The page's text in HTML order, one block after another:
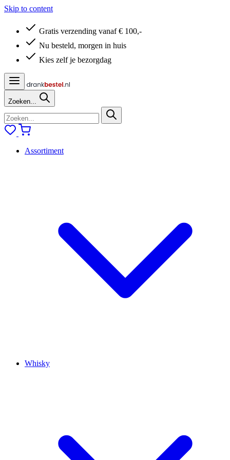
Skip to content
Gratis verzending vanaf € 100,-
Nu besteld, morgen in huis
Kies zelf je bezorgdag
Zoeken...
Assortiment
Whisky